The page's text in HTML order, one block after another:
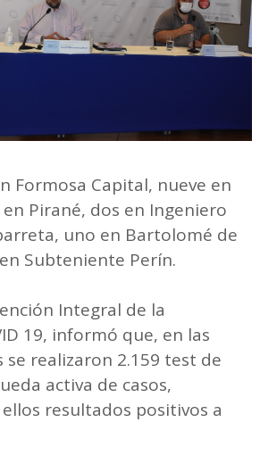
Formosa Capital, nueve en
Pirané, dos en Ingeniero
uno en Bartolomé de
Subteniente Perín.
Integral de la
19, informó que, en las
se realizaron 2.159 test de
activa de casos,
resultados positivos a